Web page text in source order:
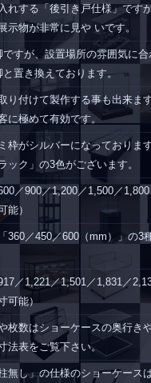
れする「後引き戸仕様」です
示物が非常に見や いです。
すが、設置場所の雰囲気に
置き換えております。
り付けて製作する事も出来
に極めて有効です。
枠がシルバーになっておりま
ック」の3色がございます。
／900／1,200／1,500／
能）
360／450／600（mm）」の3
／1,221／1,501／1,831／
可能）
枚数はショーケースの奥行き
法表をご覧下さい。
無し」の仕様のショーケース